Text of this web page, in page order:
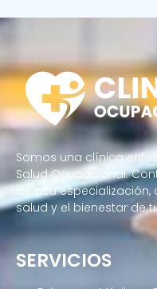
Somos una clínica
Salud Ocupacional.
de alta especialización,
salud y el bienestar de
SERVICIOS